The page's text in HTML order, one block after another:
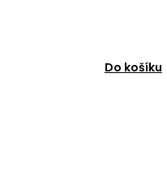
Do košíku